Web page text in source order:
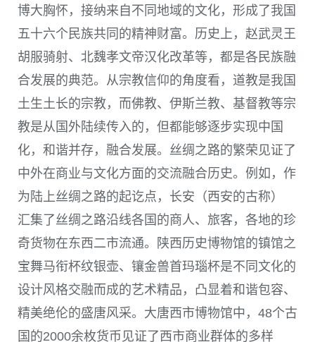
博大胸怀，接纳来自不同地域的文化，形成了我国
五十六个民族共同的精神财富。历史上，赵武灵王
胡服骑射、北魏孝文帝汉化改革等，都是各民族融
合发展的典范。从宗教信仰的角度看，道教是我国
土生土长的宗教，而佛教、伊斯兰教、基督教等宗
教是从国外陆续传入的，但都能够逐步实现中国
化，和谐并存，融合发展。丝绸之路的繁荣见证了
中外在商业与文化方面的交流融合历史。例如，作
为陆上丝绸之路的起讫点，长安 （西安的古称）
汇集了丝绸之路沿线各国的商人、旅客，各地的珍
奇货物在东西二市流通。陕西历史博物馆的镇馆之
宝舞马衔杯纹银壶、镶金兽首玛瑙杯是不同文化的
设计风格交融而成的艺术精品，凸显着和谐包容、
精美绝伦的盛唐风采。大唐西市博物馆中， 48个古
国的2000余枚货币见证了西市商业群体的多样